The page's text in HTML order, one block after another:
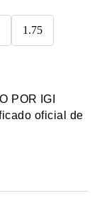
1.75
POR IGI
oficial de